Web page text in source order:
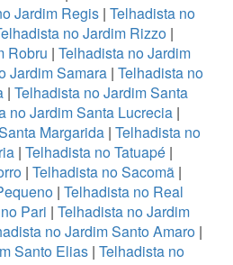
Jardim Regis | Telhadista no
no Jardim Rizzo|
Robru | Telhadista no Jardim
Jardim Samara | Telhadista no
| Telhadista no Jardim Santa
no Jardim Santa Lucrecia |
Margarida | Telhadista no
| Telhadista no Tatuapé |
| Telhadista no Sacomã|
| Telhadista no Real
Pari | Telhadista no Jardim
no Jardim Santo Amaro |
Santo Elias | Telhadista no